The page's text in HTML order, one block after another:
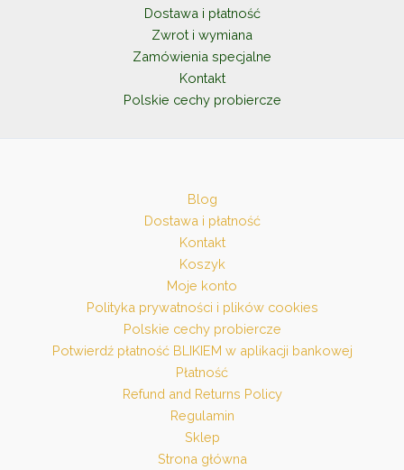
Dostawa i płatność
Zwrot i wymiana
Zamówienia specjalne
Kontakt
Polskie cechy probiercze
Blog
Dostawa i płatność
Kontakt
Koszyk
Moje konto
Polityka prywatności i plików cookies
Polskie cechy probiercze
Potwierdź płatność BLIKIEM w aplikacji bankowej
Płatność
Refund and Returns Policy
Regulamin
Sklep
Strona główna